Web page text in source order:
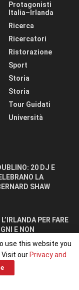
Protagonisti
Italia–Irlanda
Ricerca
Ricercatori
Ristorazione
Sport
Storia
Storia
Tour Guidati
Università
20 DJ E
LA
SHAW
PER FARE
E NON
IN UN OSTELLO.
use this website you
Visit our Privacy and